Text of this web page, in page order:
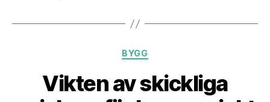
Kategorier
BYGG
Vikten av skickliga